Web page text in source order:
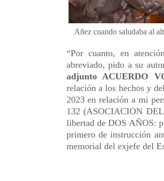
Añez cuando saludaba al
“Por cuanto, en
abreviado, pido a su
adjunto ACUERDO
relación a los hechos y
2023 en relación a mi
132 (ASOCIACION
libertad de DOS AÑOS:
primero de instrucción
memorial del exjefe del